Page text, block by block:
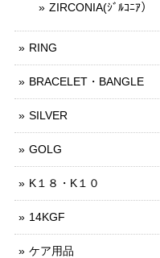
ZIRCONIA(ｼﾞﾙｺﾆｱ）
RING
BRACELET・BANGLE
SILVER
GOLG
K１８・K１０
14KGF
ケア用品